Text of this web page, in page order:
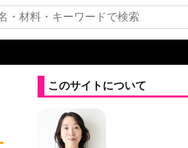
このサイトについて